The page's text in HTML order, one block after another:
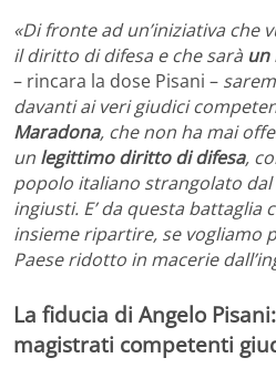
«Di fronte ad un’iniziativa
il diritto di difesa e che sarà un
– rincara la dose Pisani –
davanti ai veri giudici
Maradona, che non ha mai
un legittimo diritto di difesa,
popolo italiano strangolato
ingiusti. E’ da questa
insieme ripartire, se vogliamo
Paese ridotto in macerie
La fiducia di Angelo
magistrati competenti